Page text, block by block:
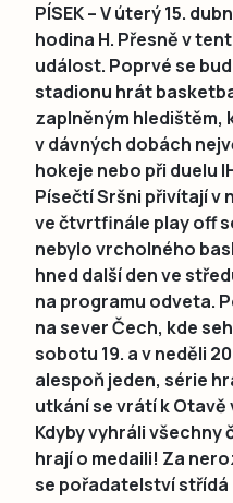
PÍSEK – V úterý 15.
hodina H. Přesně v
událost. Poprvé se
stadionu hrát
zaplněným hledištěm,
v dávných dobách
hokeje nebo při duelu
Písečtí Sršni přivítají v
ve čtvrtfinále play off
nebylo vrcholného
hned další den ve
na programu odveta.
na sever Čech, kde
sobotu 19. a v neděli
alespoň jeden, série
utkání se vrátí k Otavě
Kdyby vyhráli všechny
hrají o medaili! Za
se pořadatelství střídá